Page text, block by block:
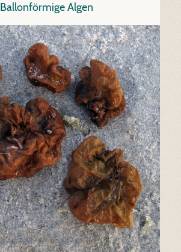
Ballonförmige Algen